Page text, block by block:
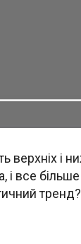
верхніх і
і все
тренд?